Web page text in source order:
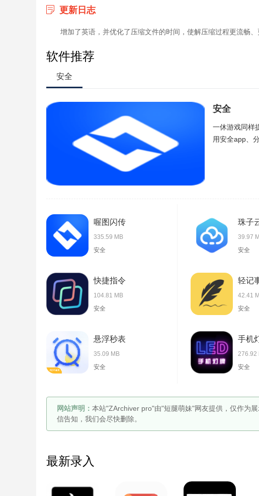
更新日志
增加了英语，并优化了压缩文件的时间，使解压缩过程更流畅、
软件推荐
安全
安全
一休游戏同样
用安全app、
喔图闪传
335.59 MB
安全
珠子
39.97
安全
快捷指令
104.81 MB
安全
轻记
42.41
安全
悬浮秒表
35.09 MB
安全
手机
276.92
安全
网站声明： 本站"ZArchiver pro"由"短腿萌妹"网友提供，仅作为
信告知，我们会尽快删除。
最新录入